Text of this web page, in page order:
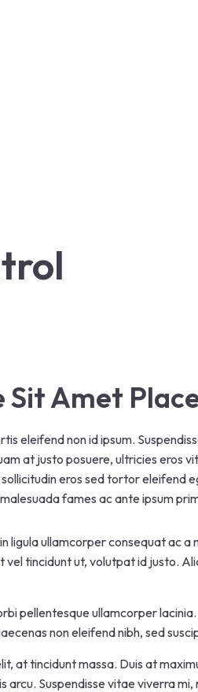
Sit Amet
eleifend non id ipsum.
at justo posuere, ultricies eros
eros sed tortor eleifend
fames ac ante ipsum
ligula ullamcorper consequat ac a
vel tincidunt ut, volutpat id justo.
pellentesque ullamcorper lacinia.
non eleifend nibh, sed
at tincidunt massa. Duis at
arcu. Suspendisse vitae viverra